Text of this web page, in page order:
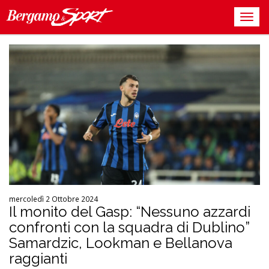
mercoledì 2 Ottobre 2024
Il monito del Gasp: “Nessuno azzardi
confronti con la squadra di Dublino”
Samardzic, Lookman e Bellanova
raggianti